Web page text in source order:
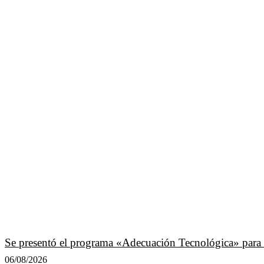
Se presentó el programa «Adecuación Tecnológica»
06/08/2026